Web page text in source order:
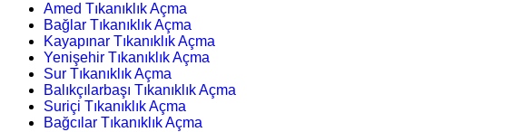
Amed Tıkanıklık Açma
Bağlar Tıkanıklık Açma
Kayapınar Tıkanıklık Açma
Yenişehir Tıkanıklık Açma
Sur Tıkanıklık Açma
Balıkçılarbaşı Tıkanıklık Açma
Suriçi Tıkanıklık Açma
Bağcılar Tıkanıklık Açma